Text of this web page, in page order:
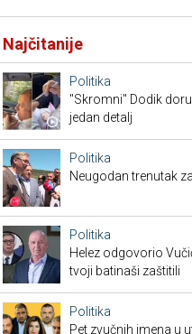
Najčitanije
Politika
"Skromni" Dodik
jedan detalj
Politika
Neugodan trenutak
Politika
Helez odgovorio
tvoji batinaši zaštitili
Politika
Pet zvučnih imena u